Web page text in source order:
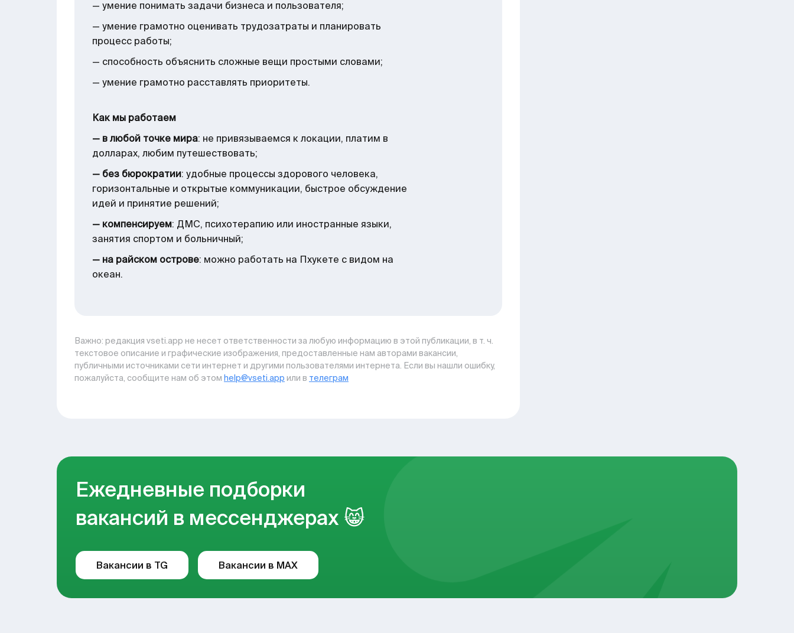
— умение понимать задачи бизнеса и пользователя;
— умение грамотно оценивать трудозатраты и планировать
процесс работы;
— способность объяснить сложные вещи простыми словами;
— умение грамотно расставлять приоритеты.
Как мы работаем
— в любой точке мира: не привязываемся к локации, платим в
долларах, любим путешествовать;
— без бюрократии: удобные процессы здорового человека,
горизонтальные и открытые коммуникации, быстрое обсуждение
идей и принятие решений;
— компенсируем: ДМС, психотерапию или иностранные языки,
занятия спортом и больничный;
— на райском острове: можно работать на Пхукете с видом на
океан.
Важно: pедакция vseti.app не несет ответственности за любую информацию в этой публикации, в т. ч.
текстовое описание и графические изображения, предоставленные нам авторами вакансии,
публичными источниками сети интернет и другими пользователями интернета. Если вы нашли ошибку,
пожалуйста, сообщите нам об этом help@vseti.app или в телеграм
Ежедневные подборки
вакансий в мессенджерах 😸
Вакансии в TG Вакансии в MAX